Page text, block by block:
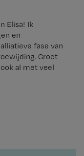
Elisa! Ik
en
fase van
Groet
al met veel